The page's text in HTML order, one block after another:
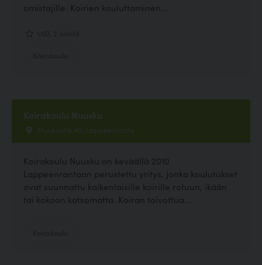
omistajille. Koirien kouluttaminen...
Koirakoulu Nuusku
Muukontie 40, Lappeenranta
Koirakoulu Nuusku on keväällä 2010
Lappeenrantaan perustettu yritys, jonka koulutukset
ovat suunnattu kaikenlaisille koirille rotuun, ikään
tai kokoon katsomatta. Koiran toivottua...